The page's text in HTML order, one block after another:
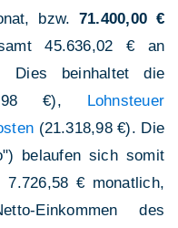
bzw. 71.400,00 €
45.636,02 € an
Dies beinhaltet die
€),
Lohnsteuer
(21.318,98 €). Die
belaufen sich somit
€ monatlich,
Einkommen des